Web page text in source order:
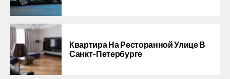
Квартира На Ресторанной Улице В
Санкт-Петербурге